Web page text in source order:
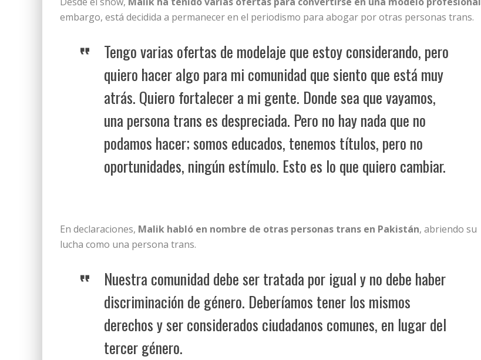
embargo, está decidida a permanecer en el periodismo para abogar por otras personas trans.
Tengo varias ofertas de modelaje que estoy considerando, pero
quiero hacer algo para mi comunidad que siento que está muy
atrás. Quiero fortalecer a mi gente. Donde sea que vayamos,
una persona trans es despreciada. Pero no hay nada que no
podamos hacer; somos educados, tenemos títulos, pero no
oportunidades, ningún estímulo. Esto es lo que quiero cambiar.
En declaraciones, Malik habló en nombre de otras personas trans en Pakistán, abriendo su
lucha como una persona trans.
Nuestra comunidad debe ser tratada por igual y no debe haber
discriminación de género. Deberíamos tener los mismos
derechos y ser considerados ciudadanos comunes, en lugar del
tercer género.